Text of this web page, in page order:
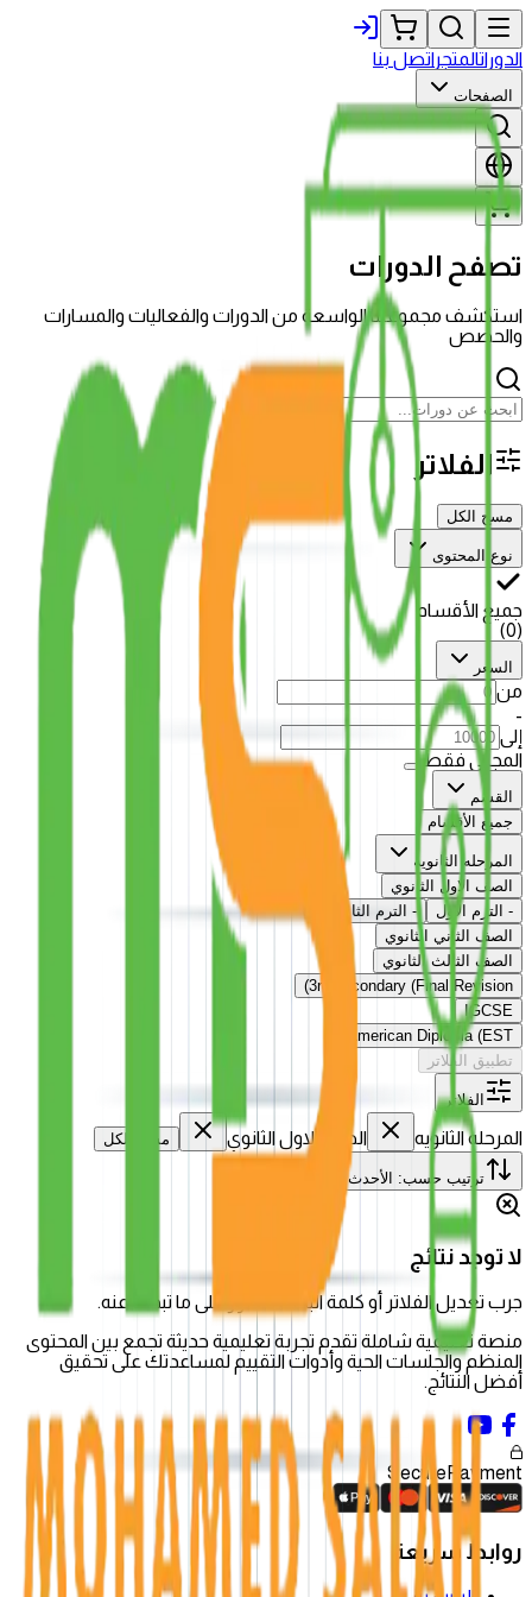
الدوراتالمتجراتصل بنا
الصفحات
تصفح الدورات
استكشف مجموعتنا الواسعة من الدورات والفعاليات والمسارات
والحصص
الفلاتر
مسح الكل
نوع المحتوى
جميع الأقسام
(
0
)
السعر
من
-
إلى
المجاني فقط
القسم
جميع الأقسام
المرحله الثانويه
الصف الاول الثانوي
- الترم الاول - الترم الثاني
الصف الثاني الثانوي
الصف الثالث الثانوي
3rd secondary (Final Revision)
IGCSE
American Diploma (EST)
تطبيق الفلاتر
الفلاتر
المرحله الثانويه الصف الاول الثانوي مسح الكل
ترتيب حسب: الأحدث
لا توجد نتائج
جرب تعديل الفلاتر أو كلمة البحث للعثور على ما تبحث عنه.
منصة تعليمية شاملة تقدم تجربة تعليمية حديثة تجمع بين المحتوى
المنظم والجلسات الحية وأدوات التقييم لمساعدتك على تحقيق
أفضل النتائج.
Secure Payment
روابط سريعة